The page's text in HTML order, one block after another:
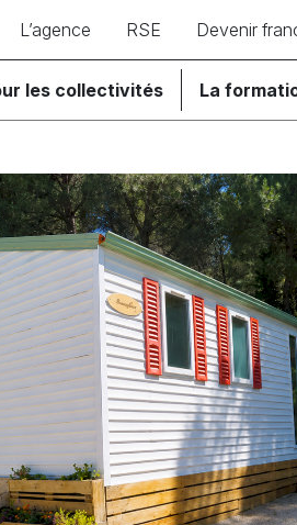
L’agence RSE Devenir
les collectivités La